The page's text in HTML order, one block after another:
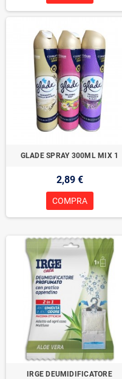
GLADE SPRAY 300ML MIX 1
2,89 €
COMPRA
IRGE DEUMIDIFICATORE